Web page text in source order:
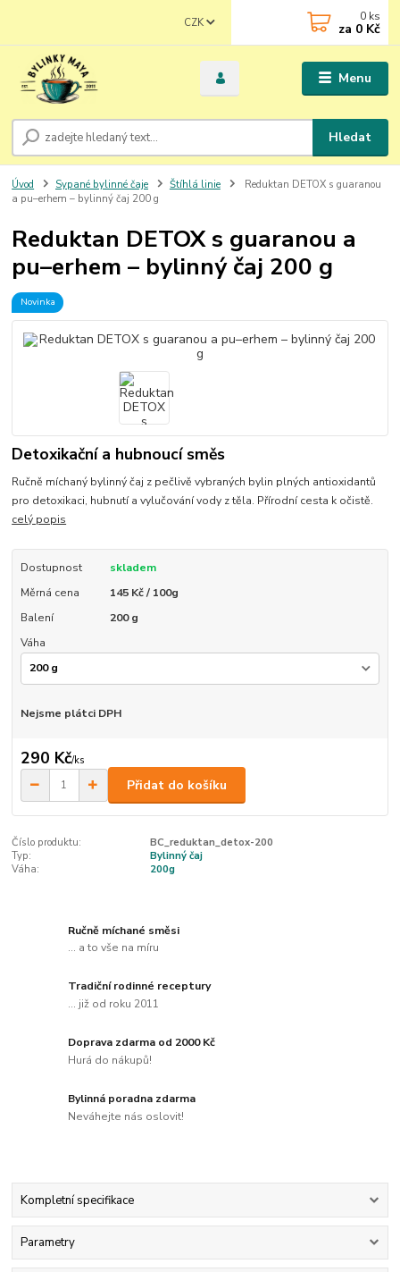
Menu
CZK
Hledat
0 ks
za 0 Kč
Úvod Sypané bylinné čaje Štíhlá linie
Reduktan DETOX s guaranou
a pu–erhem – bylinný čaj 200 g
Reduktan DETOX s guaranou a
pu–erhem – bylinný čaj 200 g
Novinka
Detoxikační a hubnoucí směs
Ručně míchaný bylinný čaj z pečlivě vybraných bylin plných antioxidantů
pro detoxikaci, hubnutí a vylučování vody z těla. Přírodní cesta k očistě.
celý popis
Dostupnost
skladem
Měrná cena
145 Kč / 100g
Balení
200 g
Váha
Nejsme plátci DPH
290 Kč/ks
Přidat do košíku
Číslo produktu:
BC_reduktan_detox-200
Typ:
Bylinný čaj
Váha:
200g
Ručně míchané směsi
... a to vše na míru
Tradiční rodinné receptury
... již od roku 2011
Doprava zdarma od 2000 Kč
Hurá do nákupů!
Bylinná poradna zdarma
Neváhejte nás oslovit!
Kompletní specifikace
Parametry